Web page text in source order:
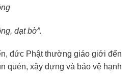
dạt bờ”.